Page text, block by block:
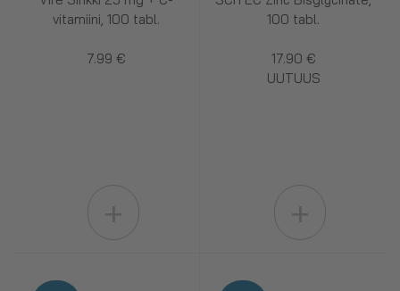
vitamiini, 100 tabl.
7.99 €
100 tabl.
17.90 €
UUTUUS